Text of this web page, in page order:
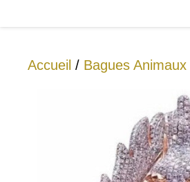
Accueil / Bagues Animaux